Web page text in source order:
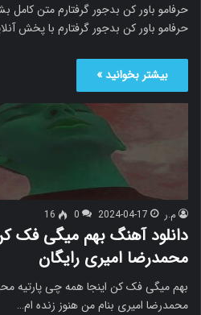
حرفامو باور کن بدجور گرفتارم متن کامل
حرفامو باور کن بدجور گرفتارم با پخش
بیشتر بخوانید »
م.ر 2024-04-17
0
16
دانلود آهنگ بهم میگی فک
محمدرضا امیری رایگان
بهم میگی فک کن اینجا همه چی پارتیه
محمدرضا امیری بنام من هنوز زنده ام…